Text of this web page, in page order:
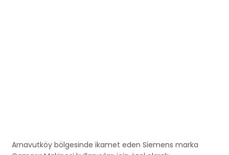
Arnavutköy bölgesinde ikamet eden Siemens marka